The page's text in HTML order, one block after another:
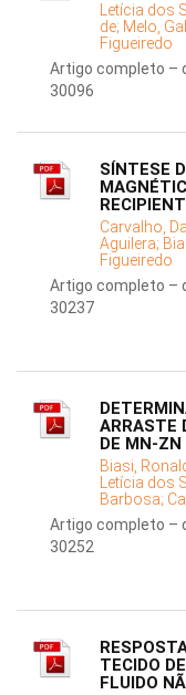
Letícia dos
de; Melo,
Figueiredo
Artigo completo –
30096
SÍNTESE
Carvalho,
Aguilera;
Figueiredo
Artigo completo –
30237
ARRASTE
DE MN-ZN
Biasi,
Letícia dos
Barbosa;
Artigo completo –
30252
TECIDO
FLUIDO